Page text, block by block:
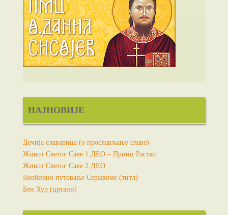
НАЈНОВИЈЕ
Дечија славарица (о прослављању славе)
Живот Светог Саве 1.ДЕО – Принц Растко
Живот Светог Саве 2.ДЕО
Необично путовање Серафиме (титл)
Бен Хур (цртани)